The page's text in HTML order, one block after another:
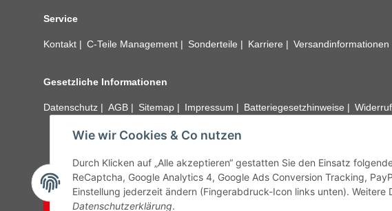
Wie wir Cookies & Co nutzen
Durch Klicken auf „Alle akzeptieren“ gestatten Sie den Einsatz
ReCaptcha, Google Analytics 4, Google Ads Conversion Tracking,
Einstellung jederzeit ändern (Fingerabdruck-Icon links unten). Weitere
Datenschutzerklärung.
Service
Kontakt C-Teile Management Sonderteile Karriere Versandinformationen
Gesetzliche Informationen
Datenschutz AGB Sitemap Impressum Batteriegesetzhinweise
unseren Kundenservice.
Vertrag widerrufen